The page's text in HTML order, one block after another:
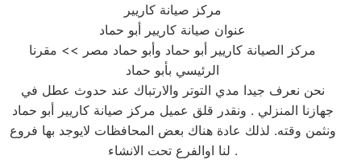
مركز صيانة كاريير
عنوان صيانة كاريير أبو حماد
مركز الصيانة كاريير أبو حماد وأبو حماد مصر >> مقرنا
الرئيسي بأبو حماد
نحن نعرف جيدا مدي التوتر والارتباك عند حدوث عطل في
جهازنا المنزلي . ونقدر قلق عميل مركز صيانة كاريير أبو حماد
ونثمن وقته. لذلك عادة هناك بعض المحافظات لايوجد بها فروع
لنا اوالفرع تحت الانشاء .